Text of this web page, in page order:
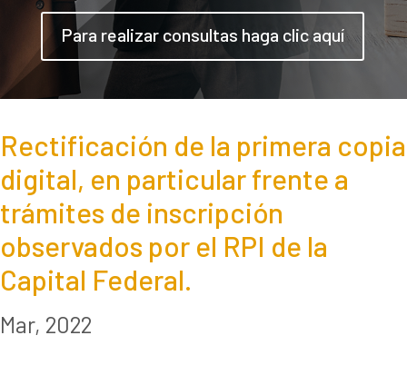
Para realizar consultas haga clic aquí
Rectificación de la primera copia
digital, en particular frente a
trámites de inscripción
observados por el RPI de la
Capital Federal.
Mar, 2022